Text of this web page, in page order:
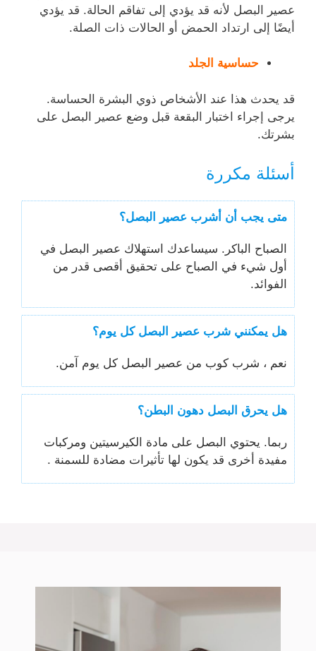
عصير البصل لأنه قد يؤدي إلى تفاقم الحالة. قد يؤدي
أيضًا إلى ارتداد الحمض أو الحالات ذات الصلة.
حساسية الجلد
قد يحدث هذا عند الأشخاص ذوي البشرة الحساسة.
يرجى إجراء اختبار البقعة قبل وضع عصير البصل على
بشرتك.
أسئلة مكررة
متى يجب أن أشرب عصير البصل؟
الصباح الباكر. سيساعدك استهلاك عصير البصل في
أول شيء في الصباح على تحقيق أقصى قدر من
الفوائد.
هل يمكنني شرب عصير البصل كل يوم؟
نعم ، شرب كوب من عصير البصل كل يوم آمن.
هل يحرق البصل دهون البطن؟
ربما. يحتوي البصل على مادة الكيرسيتين ومركبات
مفيدة أخرى قد يكون لها تأثيرات مضادة للسمنة .